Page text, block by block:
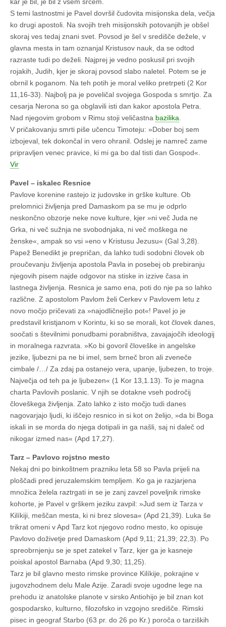
S temi lastnostmi je Pavel dovršil čudovita misijonska dela, večja
ko drugi apostoli. Na svojih treh misijonskih potovanjih je obšel
skoraj ves tedaj znani svet. Povsod je šel v središče dežele, v
glavna mesta in tam oznanjal Kristusov nauk, da se odtod
razraste tudi po deželi. Najprej je vedno poskusil pri svojih
rojakih, Judih, kjer je skoraj povsod slabo naletel. Potem se je
obrnil k poganom. Na teh potih je moral veliko pretrpeti (2 Kor
11,16-33). Najbolj pa je poveličal svojega Gospoda s smrtjo. Za
cesarja Nerona so ga obglavili isti dan kakor apostola Petra.
Nad njegovim grobom v Rimu stoji veličastna bazilika
V pričakovanju smrti piše učencu Timoteju: »Dober boj sem
izbojeval, tek dokončal in vero ohranil. Odslej je namreč zame
pripravljen venec pravice, ki mi ga bo dal tisti dan Gospod«.
Vir
Pavel – iskalec Resnice
Pavlove korenine rastejo iz judovske in grške kulture. Ob
prelomnici življenja pred Damaskom pa se mu je odprlo
neskončno obzorje neke nove kulture, kjer »ni več Juda ne
Grka, ni več sužnja ne svobodnjaka, ni več moškega ne
ženske«, ampak so vsi »eno v Kristusu Jezusu« (Gal 3,28).
Papež Benedikt je prepričan, da lahko tudi sodobni človek ob
proučevanju življenja apostola Pavla in posebej ob prebiranju
njegovih pisem najde odgovor na stiske in izzive časa in
lastnega življenja. Resnica je samo ena, poti do nje pa so lahko
različne. Z apostolom Pavlom želi Cerkev v Pavlovem letu z
novo močjo pričevati za »najodličnejšo pot«! Pavel jo je
predstavil kristjanom v Korintu, ki so se morali, kot človek danes,
soočati s številnimi ponudbami porabništva, zavajajočih ideologij
in moralnega razvrata. »Ko bi govoril človeške in angelske
jezike, ljubezni pa ne bi imel, sem brneč bron ali zveneče
cimbale /…/ Za zdaj pa ostanejo vera, upanje, ljubezen, to troje.
Največja od teh pa je ljubezen« (1 Kor 13,1.13). To je magna
charta Pavlovih poslanic. V njih se dotakne vseh področij
človeškega življenja. Zato lahko z isto močjo tudi danes
nagovarjajo ljudi, ki iščejo resnico in si kot on želijo, »da bi Boga
iskali in se morda do njega dotipali in ga našli, saj ni daleč od
nikogar izmed nas« (Apd 17,27).
Tarz – Pavlovo rojstno mesto
Nekaj dni po binkoštnem prazniku leta 58 so Pavla prijeli na
ploščadi pred jeruzalemskim templjem. Ko ga je razjarjena
množica želela raztrgati in se je zanj zavzel poveljnik rimske
kohorte, je Pavel v grškem jeziku zavpil: »Jud sem iz Tarza v
Kilíkiji, meščan mesta, ki ni brez slovesa« (Apd 21,39). Luka še
trikrat omeni v Apd Tarz kot njegovo rodno mesto, ko opisuje
Pavlovo doživetje pred Damaskom (Apd 9,11; 21,39; 22,3). Po
spreobrnjenju se je spet zatekel v Tarz, kjer ga je kasneje
poiskal apostol Barnaba (Apd 9,30; 11,25).
Tarz je bil glavno mesto rimske province Kilíkije, pokrajine v
jugovzhodnem delu Male Azije. Zaradi svoje ugodne lege na
prehodu iz anatolske planote v sirsko Antiohijo je bil znan kot
gospodarsko, kulturno, filozofsko in vzgojno središče. Rimski
pisec in geograf Starbo (63 pr. do 26 po Kr.) poroča o tarziških